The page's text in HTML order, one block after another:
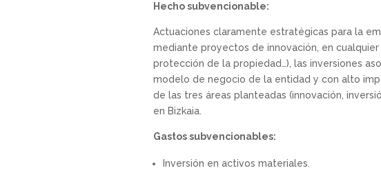
Hecho subvencionable:
Actuaciones claramente estratégicas para la
mediante proyectos de innovación, en
protección de la propiedad…), las inversiones
modelo de negocio de la entidad y con alto
de las tres áreas planteadas (innovación,
en Bizkaia.
Gastos subvencionables:
Inversión en activos materiales.